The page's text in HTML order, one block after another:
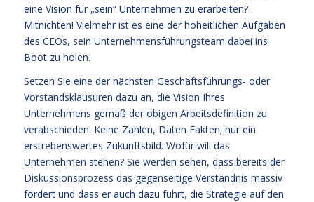
eine Vision für „sein“ Unternehmen zu erarbeiten?
Mitnichten! Vielmehr ist es eine der hoheitlichen Aufgaben
des CEOs, sein Unternehmensführungsteam dabei ins
Boot zu holen.
Setzen Sie eine der nächsten Geschäftsführungs- oder
Vorstandsklausuren dazu an, die Vision Ihres
Unternehmens gemäß der obigen Arbeitsdefinition zu
verabschieden. Keine Zahlen, Daten Fakten; nur ein
erstrebenswertes Zukunftsbild. Wofür will das
Unternehmen stehen? Sie werden sehen, dass bereits der
Diskussionsprozess das gegenseitige Verständnis massiv
fördert und dass er auch dazu führt, die Strategie auf den